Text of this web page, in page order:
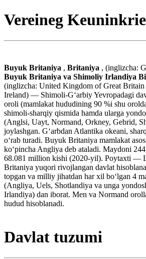
Vereineg
Buyuk Britaniya , Britaniya , (inglizcha:
Buyuk Britaniya va Shimoliy Irlandiya
(inglizcha: United Kingdom of Great Britain
Ireland) — Shimoli-Gʻarbiy Yevropadagi
oroli (mamlakat hududining 90 %i shu
shimoli-sharqiy qismida hamda ularga
(Anglsi, Uayt, Normand, Orkney, Gebrid,
joylashgan. Gʻarbdan Atlantika okeani,
oʻrab turadi. Buyuk Britaniya mamlakat
koʻpincha Angliya deb ataladi. Maydoni
68.081 million kishi (2020-yil). Poytaxti —
Britaniya yuqori rivojlangan davlat
topgan va milliy jihatdan har xil boʻlgan 4
(Angliya, Uels, Shotlandiya va unga
Irlandiya) dan iborat. Men va Normand
hudud hisoblanadi.
Davlat tuzumi